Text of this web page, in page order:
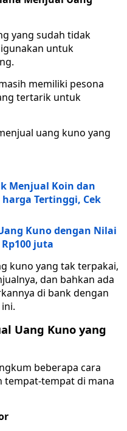
yang sudah tidak
untuk
memiliki pesona
tertarik untuk
uang kuno yang
Menjual Koin dan
Tertinggi, Cek
Kuno dengan Nilai
juta
kuno yang tak terpakai,
dan bahkan ada
di bank dengan
Uang Kuno yang
beberapa cara
tempat-tempat di mana